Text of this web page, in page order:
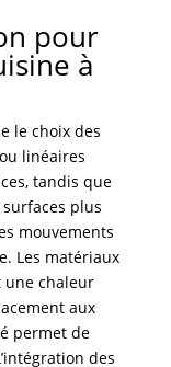
pour
à
le choix des
linéaires
tandis que
surfaces plus
mouvements
Les matériaux
une chaleur
aux
permet de
des